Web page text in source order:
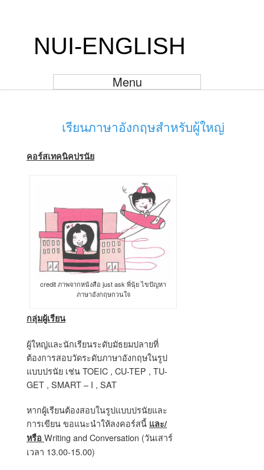
NUI-ENGLISH
Menu
เรียนภาษาอังกฤษสำหรับผู้ใหญ่
คอร์สเทคนิคปรนัย
credit ภาพจากหนังสือ just ask พี่นุ้ย ไขปัญหา
ภาษาอังกฤษกวนใจ
กลุ่มผู้เรียน
ผู้ใหญ่และนักเรียนระดับมัธยมปลายที่
ต้องการสอบวัดระดับภาษาอังกฤษในรูป
แบบปรนัย เช่น TOEIC , CU-TEP , TU-
GET , SMART – I , SAT
หากผู้เรียนต้องสอบในรูปแบบปรนัยและ
การเขียน ขอแนะนำให้ลงคอร์สนี้ และ/
หรือ Writing and Conversation (วันเสาร์
เวลา 13.00-15.00)